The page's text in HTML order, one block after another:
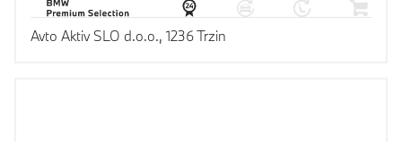
Avto Aktiv SLO d.o.o., 1236 Trzin